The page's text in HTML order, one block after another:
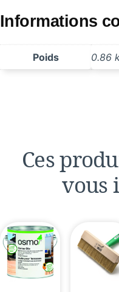
Informations
Poids 0.86
Ces
vous